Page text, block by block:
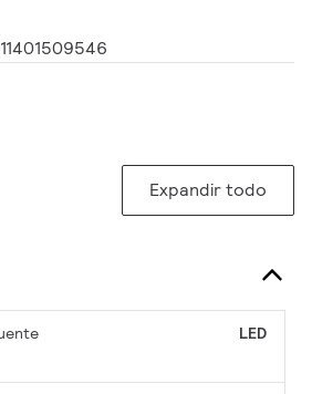
Expandir todo
LED